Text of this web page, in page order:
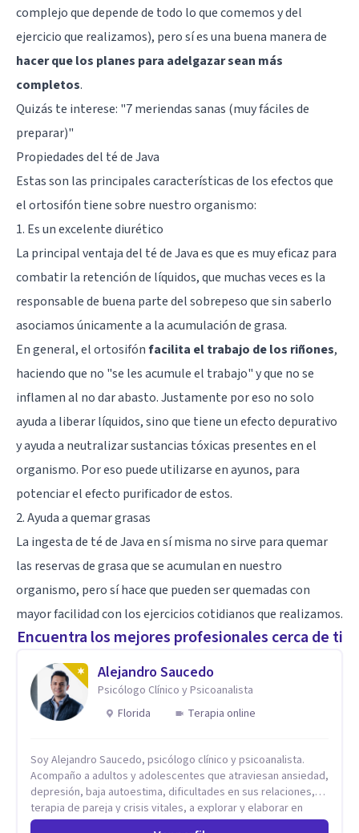
complejo que depende de todo lo que comemos y del
ejercicio que realizamos), pero sí es una buena manera de
hacer que los planes para adelgazar sean más
completos.
Quizás te interese: "7 meriendas sanas (muy fáciles de
preparar)"
Propiedades del té de Java
Estas son las principales características de los efectos que
el ortosifón tiene sobre nuestro organismo:
1. Es un excelente diurético
La principal ventaja del té de Java es que es muy eficaz para
combatir la retención de líquidos, que muchas veces es la
responsable de buena parte del sobrepeso que sin saberlo
asociamos únicamente a la acumulación de grasa.
En general, el ortosifónfacilita el trabajo de los riñones,
haciendo que no "se les acumule el trabajo" y que no se
inflamen al no dar abasto. Justamente por eso no solo
ayuda a liberar líquidos, sino que tiene un efecto depurativo
y ayuda a neutralizar sustancias tóxicas presentes en el
organismo. Por eso puede utilizarse en ayunos, para
potenciar el efecto purificador de estos.
2. Ayuda a quemar grasas
La ingesta de té de Java en sí misma no sirve para quemar
las reservas de grasa que se acumulan en nuestro
organismo, pero sí hace que pueden ser quemadas con
mayor facilidad con los ejercicios cotidianos que realizamos.
Encuentra los mejores profesionales cerca de ti
Alejandro Saucedo
Psicólogo Clínico y Psicoanalista
Florida
Terapia online
Soy Alejandro Saucedo, psicólogo clínico y psicoanalista.
Acompaño a adultos y adolescentes que atraviesan ansiedad,
depresión, baja autoestima, dificultades en sus relaciones,
terapia de pareja y crisis vitales, a explorar y elaborar en
profundidad los conflictos internos que generan malestar en